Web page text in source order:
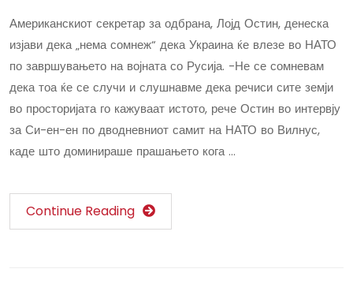
Американскиот секретар за одбрана, Лојд Остин, денеска
изјави дека „нема сомнеж“ дека Украина ќе влезе во НАТО
по завршувањето на војната со Русија. -Не се сомневам
дека тоа ќе се случи и слушнавме дека речиси сите земји
во просторијата го кажуваат истото, рече Остин во интервју
за Си-ен-ен по дводневниот самит на НАТО во Вилнус,
каде што доминираше прашањето кога …
Continue Reading